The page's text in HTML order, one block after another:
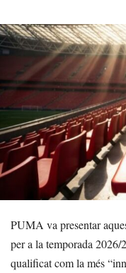
PUMA va presentar
per a la temporada
qualificat com la més